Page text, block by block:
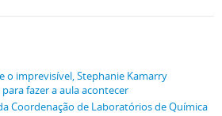
o imprevisível, Stephanie Kamarry
fazer a aula acontecer
Coordenação de Laboratórios de Química